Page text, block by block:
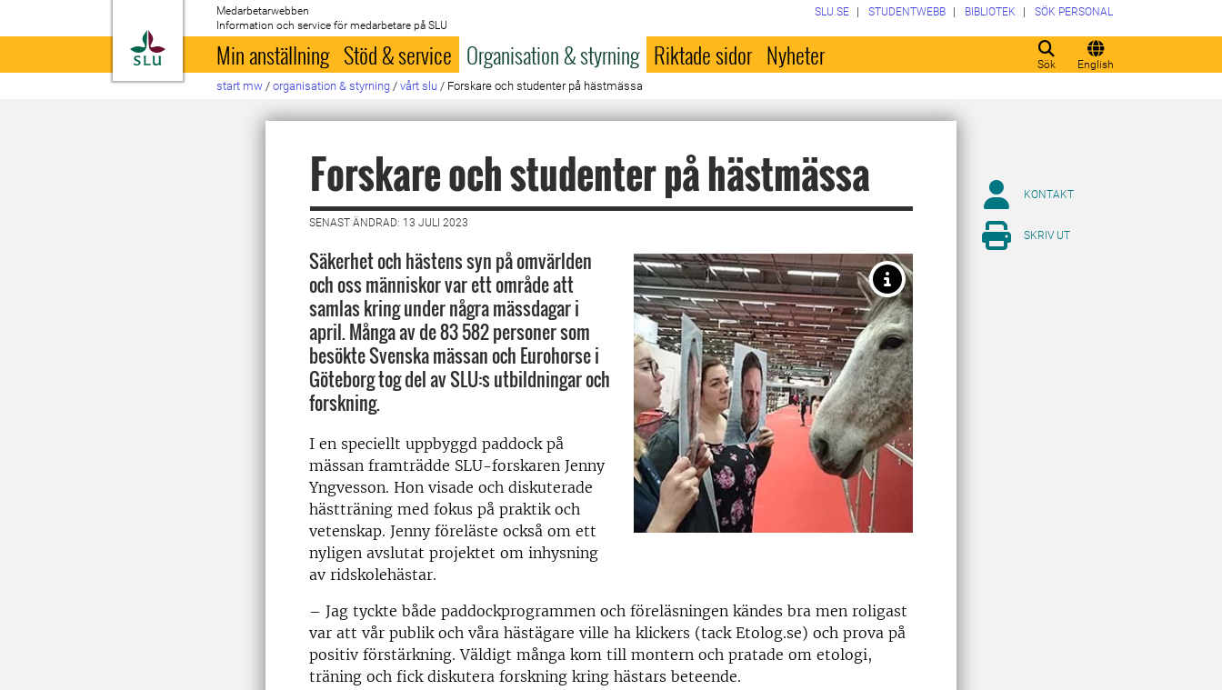
Till startsida
Medarbetarwebben
Information och service för medarbetare på SLU
Sök English
SLU.SE STUDENTWEBB BIBLIOTEK SÖK PERSONAL
Min anställning Stöd & service Organisation & styrning Riktade sidor Nyheter
start mw / organisation & styrning / vårt slu / Forskare och studenter på hästmässa
Forskare och studenter på hästmässa
SENAST ÄNDRAD: 13 JULI 2023
Säkerhet och hästens syn på omvärlden
och oss människor var ett område att
samlas kring under några mässdagar i
april. Många av de 83 582 personer som
besökte Svenska mässan och Eurohorse i
Göteborg tog del av SLU:s utbildningar och
forskning.
I en speciellt uppbyggd paddock på
mässan framträdde SLU-forskaren Jenny
Yngvesson. Hon visade och diskuterade
hästträning med fokus på praktik och
vetenskap. Jenny föreläste också om ett
nyligen avslutat projektet om inhysning
av ridskolehästar.
– Jag tyckte både paddockprogrammen och föreläsningen kändes bra men roligast
var att vår publik och våra hästägare ville ha klickers (tack Etolog.se) och prova på
positiv förstärkning. Väldigt många kom till montern och pratade om etologi,
träning och fick diskutera forskning kring hästars beteende.
KONTAKT
SKRIV UT